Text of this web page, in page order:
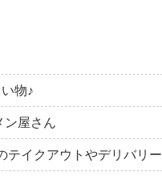
物♪
ン屋さん
テイクアウトやデリバリー